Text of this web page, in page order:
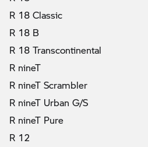
R 18 Classic
R 18 B
R 18 Transcontinental
R nineT
R nineT Scrambler
R nineT Urban G/S
R nineT Pure
R 12